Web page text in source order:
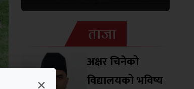
ताजा
अक्षर चिनेको
विद्यालयको भविष्य
×